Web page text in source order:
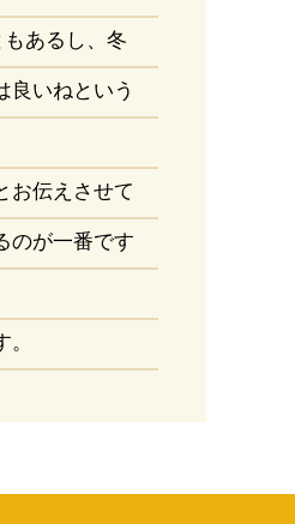
あるし、冬
良いねという
お伝えさせて
のが一番です